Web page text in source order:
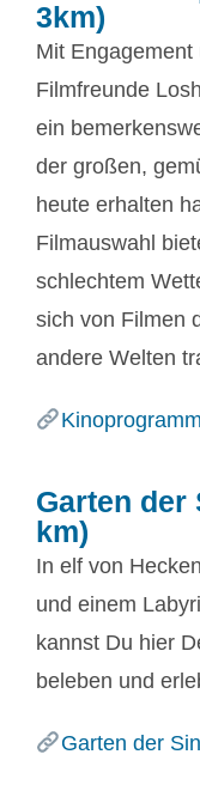
3km)
Mit
Filmfreunde
ein
der großen,
heute erhalten
Filmauswahl
schlechtem
sich von Filmen
andere Welten
Garten der
km)
In elf von
und einem
kannst Du hier
beleben und
Garten der